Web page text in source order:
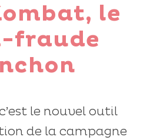
le
fraude
le nouvel outil
de la campagne